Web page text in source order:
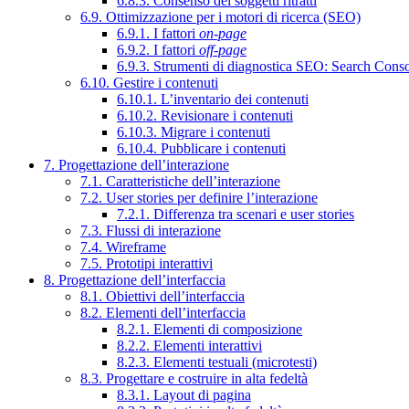
6.9. Ottimizzazione per i motori di ricerca (SEO)
6.9.1. I fattori on-page
6.9.2. I fattori off-page
6.9.3. Strumenti di diagnostica SEO: Search
6.10. Gestire i contenuti
6.10.1. L’inventario dei contenuti
6.10.2. Revisionare i contenuti
6.10.3. Migrare i contenuti
6.10.4. Pubblicare i contenuti
7. Progettazione dell’interazione
7.1. Caratteristiche dell’interazione
7.2. User stories per definire l’interazione
7.2.1. Differenza tra scenari e user stories
7.3. Flussi di interazione
7.4. Wireframe
7.5. Prototipi interattivi
8. Progettazione dell’interfaccia
8.1. Obiettivi dell’interfaccia
8.2. Elementi dell’interfaccia
8.2.1. Elementi di composizione
8.2.2. Elementi interattivi
8.2.3. Elementi testuali (microtesti)
8.3. Progettare e costruire in alta fedeltà
8.3.1. Layout di pagina